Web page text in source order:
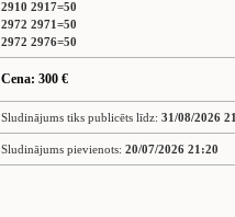
2910 2917=50
2972 2971=50
2972 2976=50
Cena: 300 €
Sludinājums tiks publicēts līdz: 31/08/2026
Sludinājums pievienots: 20/07/2026 21:20